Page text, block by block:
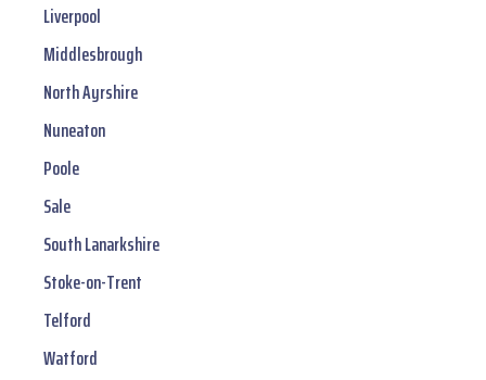
Liverpool
Middlesbrough
North Ayrshire
Nuneaton
Poole
Sale
South Lanarkshire
Stoke-on-Trent
Telford
Watford